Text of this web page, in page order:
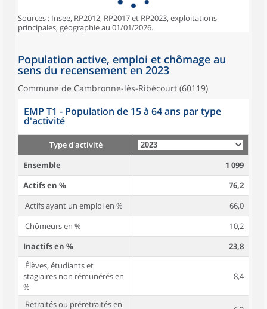
Sources : Insee, RP2012, RP2017 et RP2023, exploitations
principales, géographie au 01/01/2026.
Population active, emploi et chômage au
sens du recensement en 2023
Commune de Cambronne-lès-Ribécourt (60119)
EMP T1 - Population de 15 à 64 ans par type
d'activité
Type d'activité
Ensemble
1 099
Actifs en %
76,2
Actifs ayant un emploi en %
66,0
Chômeurs en %
10,2
Inactifs en %
23,8
Élèves, étudiants et
stagiaires non rémunérés en
%
8,4
Retraités ou préretraités en